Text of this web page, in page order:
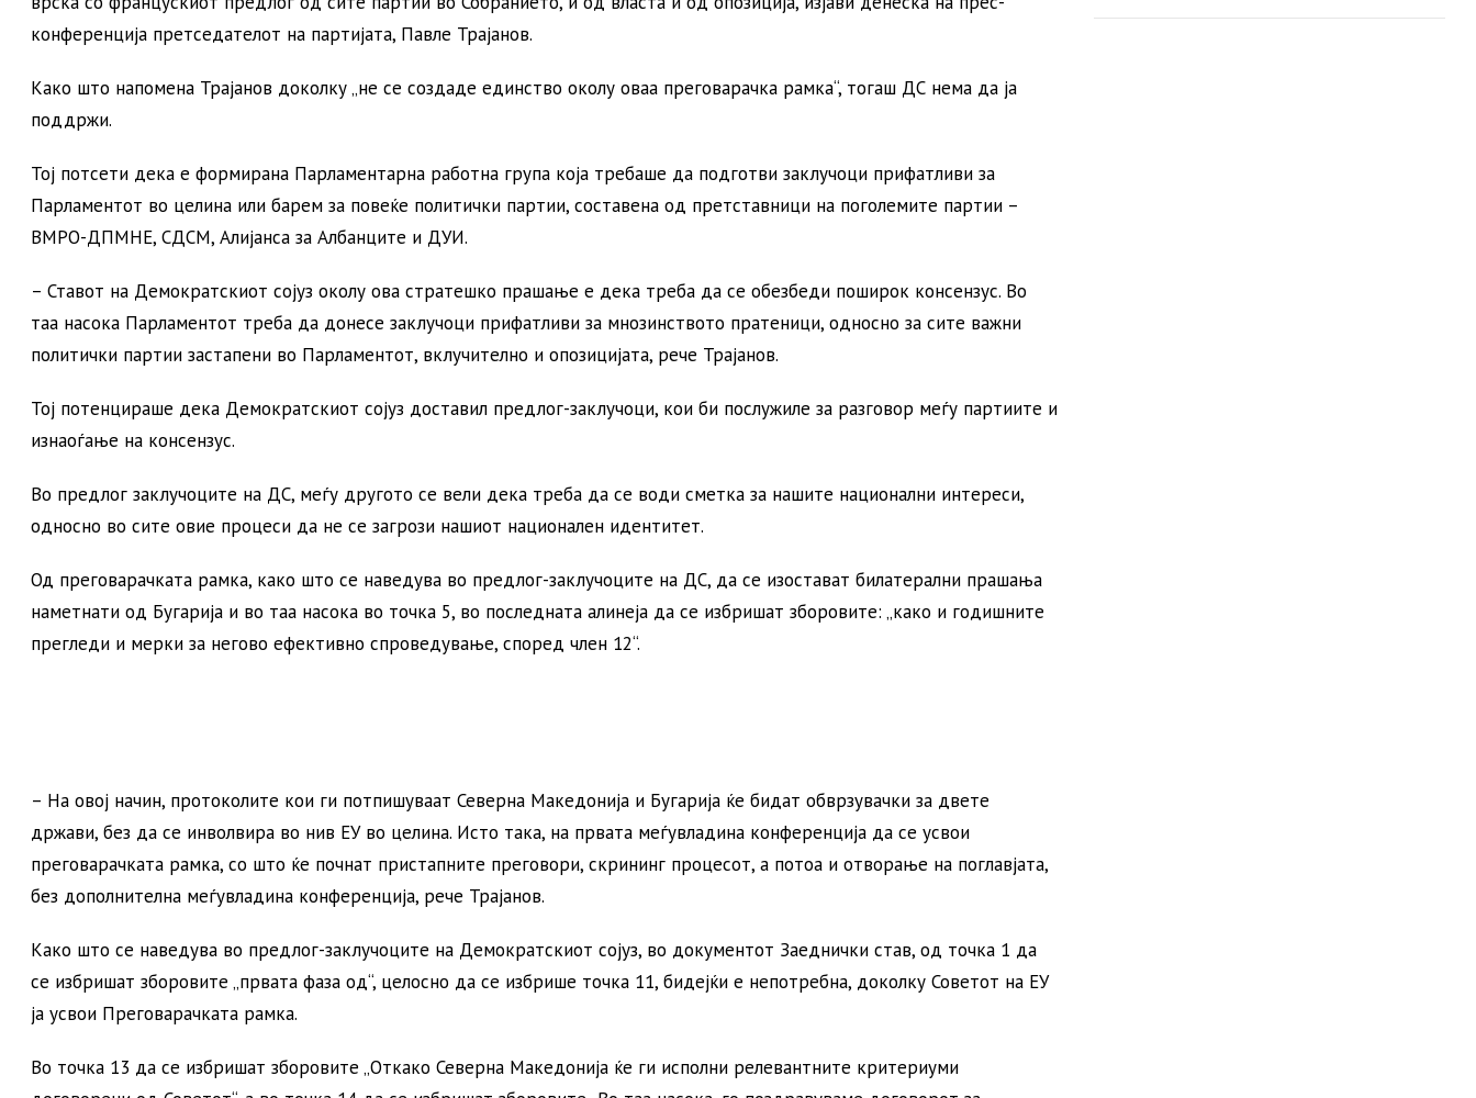
конференција претседателот на партијата, Павле Трајанов.
Како што напомена Трајанов доколку „не се создаде единство околу оваа преговарачка рамка“, тогаш ДС нема да ја
поддржи.
Тој потсети дека е формирана Парламентарна работна група која требаше да подготви заклучоци прифатливи за
Парламентот во целина или барем за повеќе политички партии, составена од претставници на поголемите партии –
ВМРО-ДПМНЕ, СДСМ, Алијанса за Албанците и ДУИ.
– Ставот на Демократскиот сојуз околу ова стратешко прашање е дека треба да се обезбеди поширок консензус. Во
таа насока Парламентот треба да донесе заклучоци прифатливи за мнозинството пратеници, односно за сите важни
политички партии застапени во Парламентот, вклучително и опозицијата, рече Трајанов.
Тој потенцираше дека Демократскиот сојуз доставил предлог-заклучоци, кои би послужиле за разговор меѓу партиите и
изнаоѓање на консензус.
Во предлог заклучоците на ДС, меѓу другото се вели дека треба да се води сметка за нашите национални интереси,
односно во сите овие процеси да не се загрози нашиот национален идентитет.
Од преговарачката рамка, како што се наведува во предлог-заклучоците на ДС, да се изостават билатерални прашања
наметнати од Бугарија и во таа насока во точка 5, во последната алинеја да се избришат зборовите: „како и годишните
прегледи и мерки за негово ефективно спроведување, според член 12“.
– На овој начин, протоколите кои ги потпишуваат Северна Македонија и Бугарија ќе бидат обврзувачки за двете
држави, без да се инволвира во нив ЕУ во целина. Исто така, на првата меѓувладина конференција да се усвои
преговарачката рамка, со што ќе почнат пристапните преговори, скрининг процесот, а потоа и отворање на поглавјата,
без дополнителна меѓувладина конференција, рече Трајанов.
Како што се наведува во предлог-заклучоците на Демократскиот сојуз, во документот Заеднички став, од точка 1 да
се избришат зборовите „првата фаза од“, целосно да се избрише точка 11, бидејќи е непотребна, доколку Советот на ЕУ
ја усвои Преговарачката рамка.
Во точка 13 да се избришат зборовите „Откако Северна Македонија ќе ги исполни релевантните критериуми